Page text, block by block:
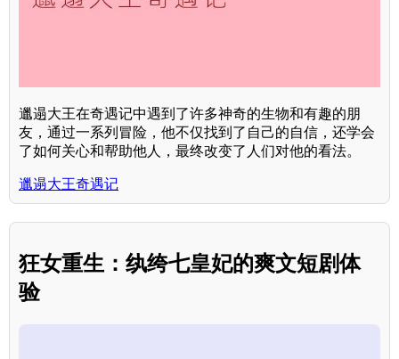
邋遢大王在奇遇记中遇到了许多神奇的生物和有趣的朋
友，通过一系列冒险，他不仅找到了自己的自信，还学会
了如何关心和帮助他人，最终改变了人们对他的看法。
邋遢大王奇遇记
狂女重生：纨绔七皇妃的爽文短剧体
验